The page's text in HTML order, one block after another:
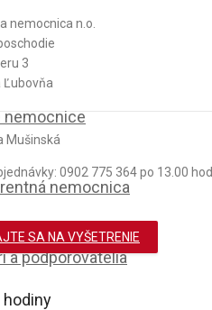
nemocnice
nemocnica
a podporovatelia
nemocnica n.o.
3
Ľubovňa
Mušinská
0902 775 364 po 13.00 hod.
SA NA VYŠETRENIE
hodiny